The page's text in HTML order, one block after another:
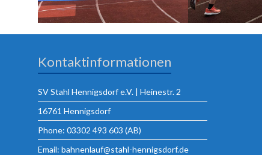
Kontaktinformationen
SV Stahl Hennigsdorf e.V. | Heinestr. 2
16761 Hennigsdorf
Phone: 03302 493 603 (AB)
Email: bahnenlauf@stahl-hennigsdorf.de